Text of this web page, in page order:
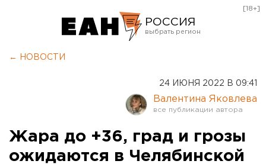
РОССИЯ
Оренбург
[18+]
← НОВОСТИ
24 ИЮНЯ 2022 В 09:41
Валентина Яковлева
Жара до +36, град и грозы
ожидаются в Челябинской